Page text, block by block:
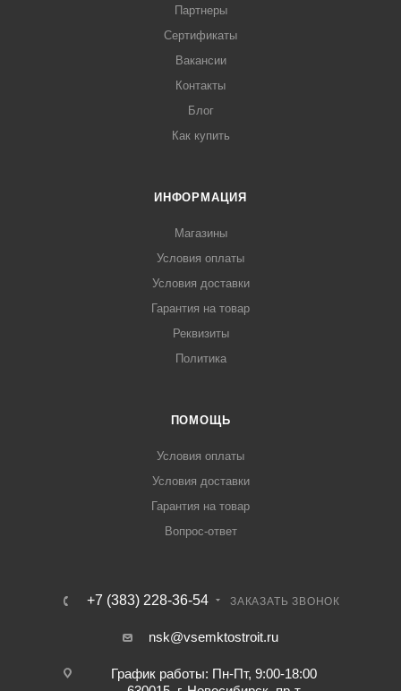
Партнеры
Сертификаты
Вакансии
Контакты
Блог
Как купить
ИНФОРМАЦИЯ
Магазины
Условия оплаты
Условия доставки
Гарантия на товар
Реквизиты
Политика
ПОМОЩЬ
Условия оплаты
Условия доставки
Гарантия на товар
Вопрос-ответ
+7 (383) 228-36-54 ЗАКАЗАТЬ ЗВОНОК
nsk@vsemktostroit.ru
График работы: Пн-Пт, 9:00-18:00